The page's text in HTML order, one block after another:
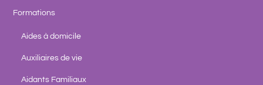
Formations
Aides à domicile
Auxiliaires de vie
Aidants Familiaux